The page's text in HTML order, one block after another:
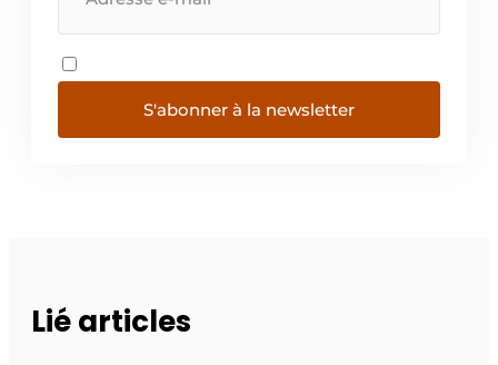
S'abonner à la newsletter
Lié articles